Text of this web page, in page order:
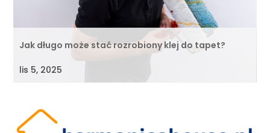
Jak długo może stać rozrobiony klej do tapet?
lis 5, 2025